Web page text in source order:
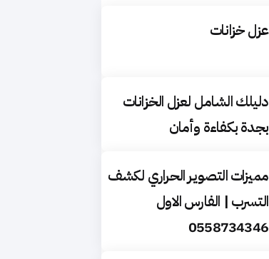
عزل خزانات
دليلك الشامل لعزل الخزانات
بجدة بكفاءة وأمان
مميزات التصوير الحراري لكشف
التسرب | الفارس الاول
0558734346